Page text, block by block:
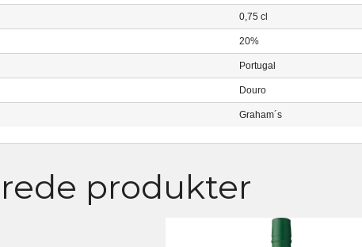
0,75 cl
20%
Portugal
Douro
Graham´s
produkter